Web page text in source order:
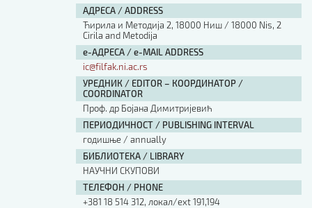
АДРЕСА / ADDRESS
Ћирила и Методија 2, 18000 Ниш / 18000 Nis, 2
Cirila and Metodija
е-АДРЕСА / e-MAIL ADDRESS
ic@filfak.ni.ac.rs
УРЕДНИК / EDITOR – КООРДИНАТОР /
COORDINATOR
Проф. др Бојана Димитријевић
ПЕРИОДИЧНОСТ / PUBLISHING INTERVAL
годишње / annually
БИБЛИОТЕКА / LIBRARY
НАУЧНИ СКУПОВИ
ТЕЛЕФОН / PHONE
+381 18 514 312, локал/ext 191,194